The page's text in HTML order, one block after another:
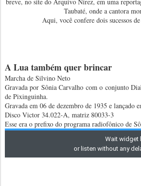
Taubaté, onde a cantora
Aqui, você confere dois sucessos
A Lua também quer brincar
Marcha de Silvino Neto
Gravada por Sônia Carvalho com o conjunto
de Pixinguinha.
Gravada em 06 de dezembro de 1935 e lançado
Disco Victor 34.022-A, matriz 80033-3
Esse era o prefixo do programa radiofônico de